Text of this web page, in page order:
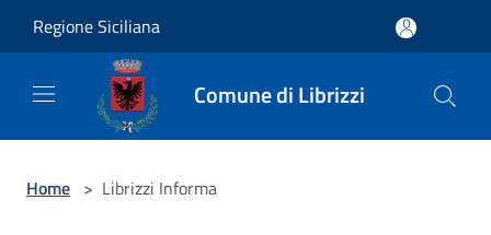
Regione Siciliana
Comune di Librizzi
Home > Librizzi Informa